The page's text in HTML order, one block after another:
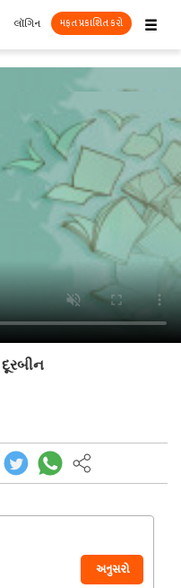
☰
લૉગિન મફત પ્રકાશિત કરો
અનુસરો